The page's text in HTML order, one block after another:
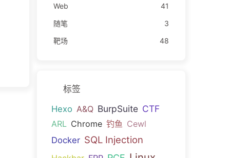
Web
41
随笔
3
靶场
48
标签
Hexo A&Q BurpSuite CTF
ARL Chrome 钓鱼 Cewl
Docker SQL Injection